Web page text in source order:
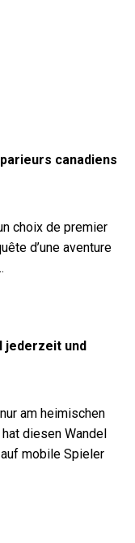
canadiens
choix de premier
d’une aventure
jederzeit und
am heimischen
diesen Wandel
mobile Spieler